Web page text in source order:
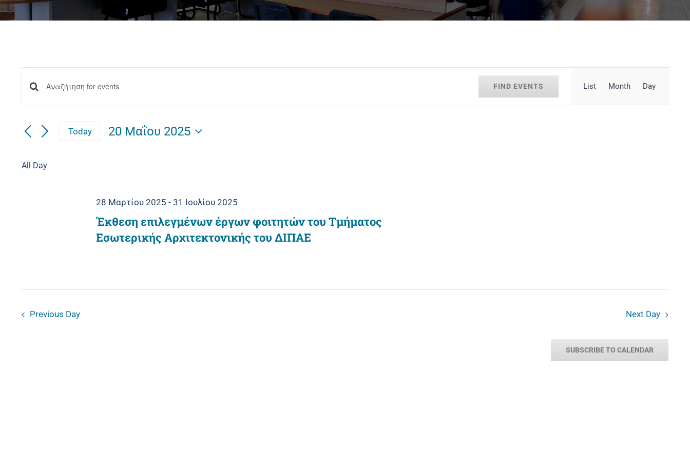
Events
for
20
Μαΐου
Events
Αναζήτηση
Views
Navigation
Enter
Αναζήτηση
FIND EVENTS
Views
Navigation
List Month Day
Today
20 Μαΐου 2025
All Day
Έκθεση επιλεγμένων έργων φοιτητών του Τμήματος
Εσωτερικής Αρχιτεκτονικής του ΔΙΠΑΕ
28 Μαρτίου 2025 -31 Ιουλίου 2025
Previous Day Next Day
SUBSCRIBE TO CALENDAR